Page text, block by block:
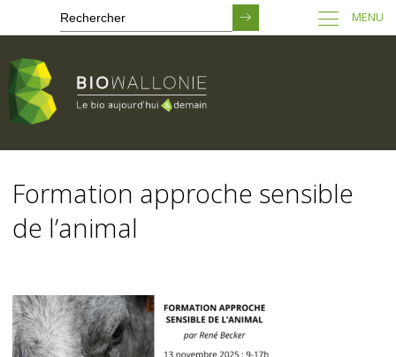
contenu
principal
MENU
Formation approche sensible
de l’animal